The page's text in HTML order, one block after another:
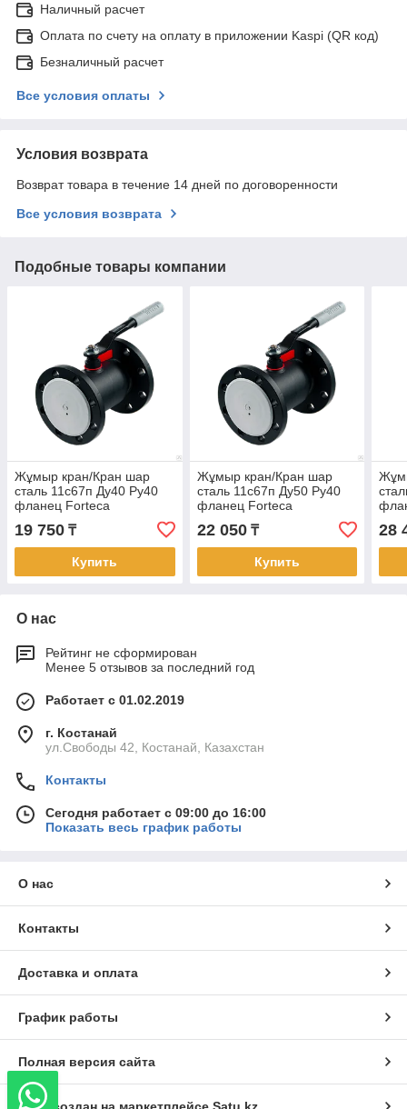
Наличный расчет
Оплата по счету на оплату в приложении Kaspi (QR код)
Безналичный расчет
Все условия оплаты
Условия возврата
Возврат товара в течение 14 дней по договоренности
Все условия возврата
Подобные товары компании
Жұмыр кран/Кран шар
сталь 11с67п Ду40 Ру40
фланец Forteca
19 750 ₸
Купить
Жұмыр кран/Кран шар
сталь 11с67п Ду50 Ру40
фланец Forteca
22 050₸
Купить
28
О нас
Рейтинг не сформирован
Менее 5 отзывов за последний год
Работает с 01.02.2019
г. Костанай
ул.Свободы 42, Костанай, Казахстан
Контакты
Сегодня работает с 09:00 до 16:00
Показать весь график работы
О нас
Контакты
Доставка и оплата
График работы
Полная версия сайта